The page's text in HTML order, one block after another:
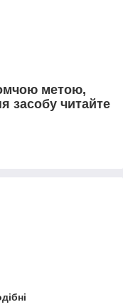
метою,
засобу читайте